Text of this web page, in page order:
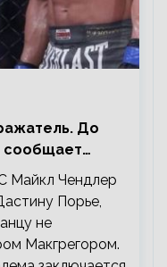
До
сообщает
Порье
Майкл Чендлер
Порье,
не
Макгрегором.